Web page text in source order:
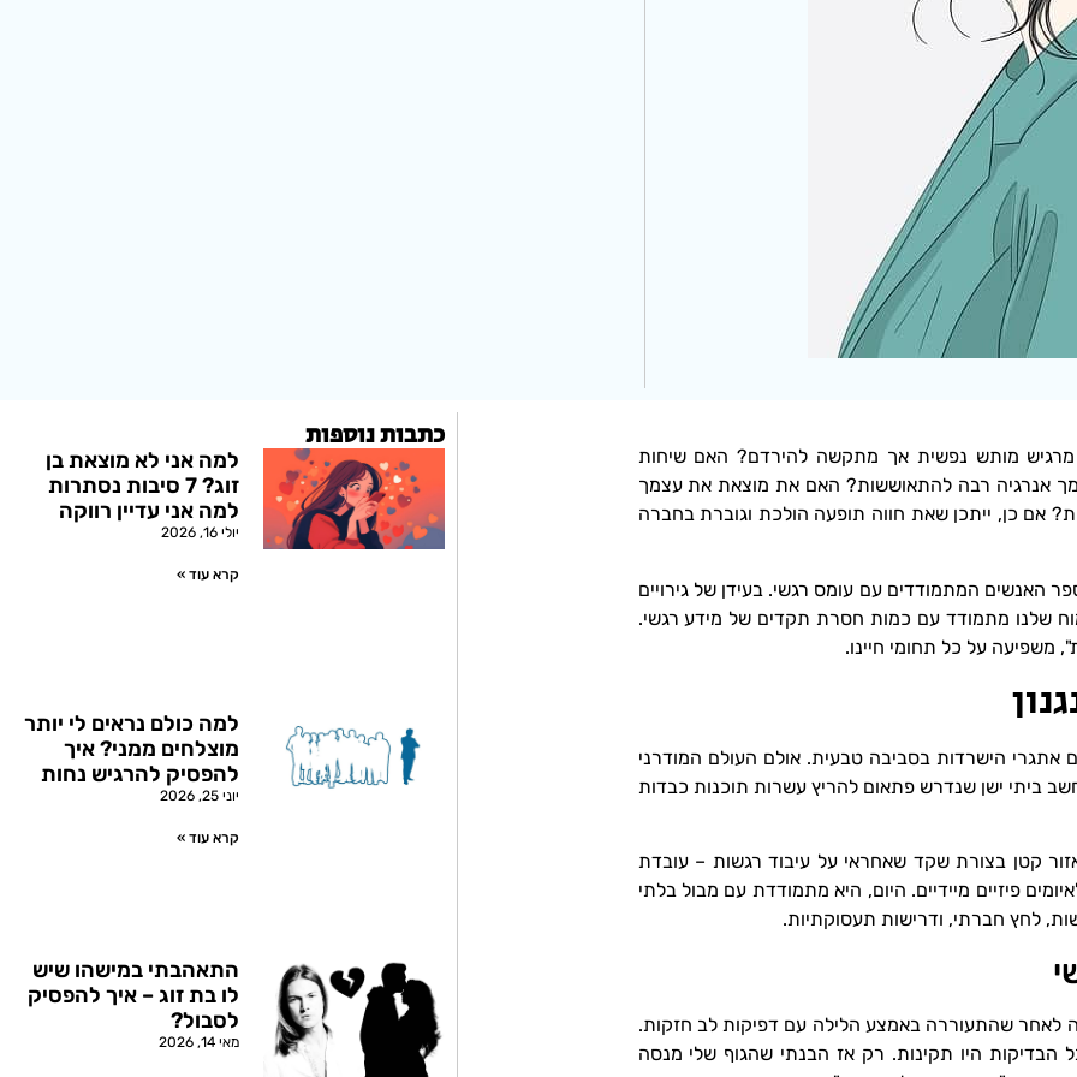
מותש נפשית אך מתקשה להירדם? האם שיחות
אנרגיה רבה להתאוששות? האם את מוצאת את עצמך
אם כן, ייתכן שאת חווה תופעה הולכת וגוברת בחברה
האנשים המתמודדים עם עומס רגשי. בעידן של גירויים
שלנו מתמודד עם כמות חסרת תקדים של מידע רגשי.
משפיעה על כל תחומי חיינו.
הישרדות בסביבה טבעית. אולם העולם המודרני
ביתי ישן שנדרש פתאום להריץ עשרות תוכנות כבדות
קטן בצורת שקד שאחראי על עיבוד רגשות – עובדת
פיזיים מיידיים. היום, היא מתמודדת עם מבול בלתי
לחץ חברתי, ודרישות תעסוקתיות.
הגיעה אליי לקליניקה לאחר שהתעוררה באמצע הלילה עם דפיקות לב חזקות.
היו תקינות. רק אז הבנתי שהגוף שלי מנסה
כתבות נוספות
למה אני לא מוצאת בן
זוג? 7 סיבות נסתרות
למה אני עדיין רווקה
יולי 16, 2026
קרא עוד »
למה כולם נראים לי יותר
מוצלחים ממני? איך
להפסיק להרגיש נחות
יוני 25, 2026
קרא עוד »
התאהבתי במישהו שיש
לו בת זוג – איך להפסיק
לסבול?
מאי 14, 2026